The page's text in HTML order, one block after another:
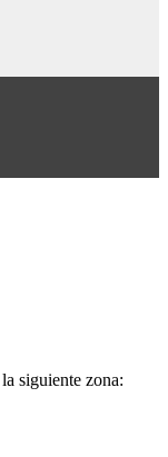
siguiente zona: